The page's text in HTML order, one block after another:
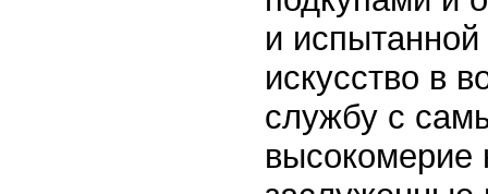
и
искусство в
службу с
высокомерие